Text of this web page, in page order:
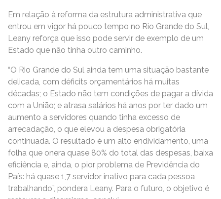
Em relação à reforma da estrutura administrativa que
entrou em vigor há pouco tempo no Rio Grande do Sul,
Leany reforça que isso pode servir de exemplo de um
Estado que não tinha outro caminho.
“O Rio Grande do Sul ainda tem uma situação bastante
delicada, com déficits orçamentários há muitas
décadas; o Estado não tem condições de pagar a dívida
com a União; e atrasa salários há anos por ter dado um
aumento a servidores quando tinha excesso de
arrecadação, o que elevou a despesa obrigatória
continuada. O resultado é um alto endividamento, uma
folha que onera quase 80% do total das despesas, baixa
eficiência e, ainda, o pior problema de Previdência do
País: há quase 1,7 servidor inativo para cada pessoa
trabalhando”, pondera Leany. Para o futuro, o objetivo é